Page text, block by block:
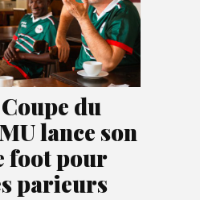
du
lance son
foot pour
parieurs